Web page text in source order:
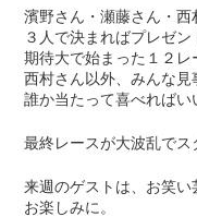
濱野さん・瀬藤さん・
３人で決まればプレゼ
期待大で始まった１２レ
西村さん以外、みんな見
誰か当たって喜べればい
最終レースが大波乱で
来週のゲストは、お笑い
お楽しみに。